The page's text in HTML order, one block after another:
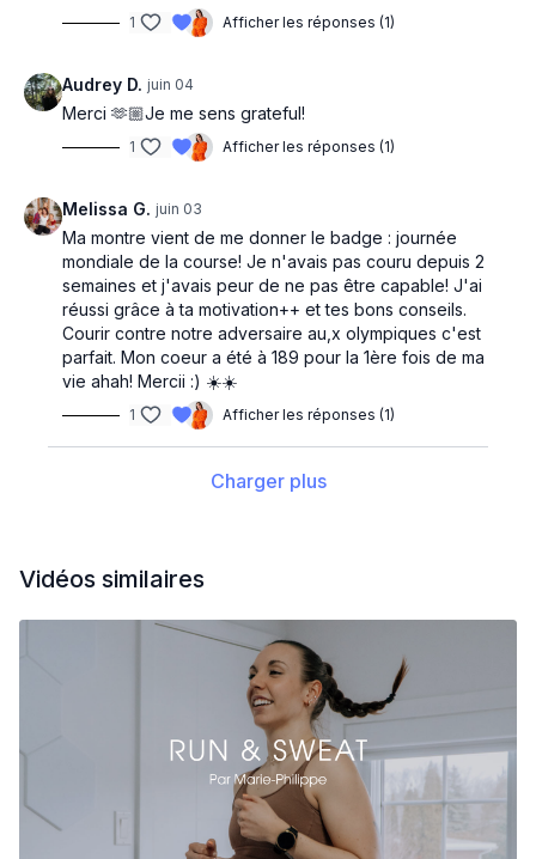
1 Afficher les réponses (1)
Audrey D. juin 04
Merci 🫶🏼Je me sens grateful!
1 Afficher les réponses (1)
Melissa G. juin 03
Ma montre vient de me donner le badge : journée
mondiale de la course! Je n'avais pas couru depuis 2
semaines et j'avais peur de ne pas être capable! J'ai
réussi grâce à ta motivation++ et tes bons conseils.
Courir contre notre adversaire au,x olympiques c'est
parfait. Mon coeur a été à 189 pour la 1ère fois de ma
vie ahah! Mercii :) ☀️☀️
1 Afficher les réponses (1)
Charger plus
Vidéos similaires